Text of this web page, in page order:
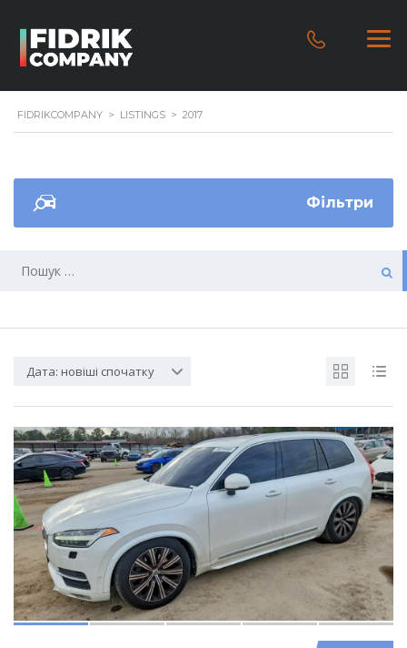
FIDRIKCOMPANY > LISTINGS > 2017
Фільтри
Дата: новіші спочатку